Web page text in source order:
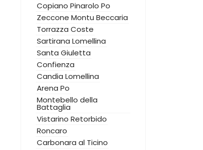
Copiano Pinarolo Po
Zeccone Montu Beccaria
Torrazza Coste
Sartirana Lomellina
Santa Giuletta
Confienza
Candia Lomellina
Arena Po
Montebello della
Battaglia
Vistarino Retorbido
Roncaro
Carbonara al Ticino